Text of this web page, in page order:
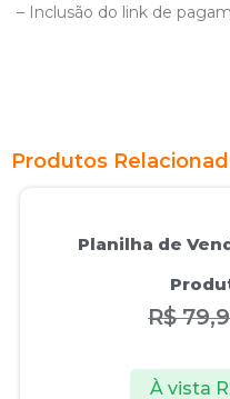
– Inclusão do link de
Produtos
Planilha de
R$
À vista